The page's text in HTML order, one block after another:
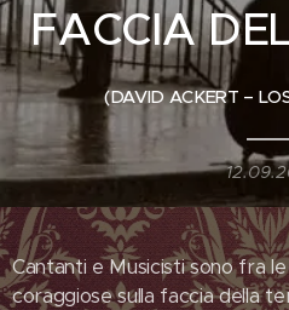
FACCIA
(DAVID ACKERT –
Cantanti e Musicisti sono fra
coraggiose sulla faccia della